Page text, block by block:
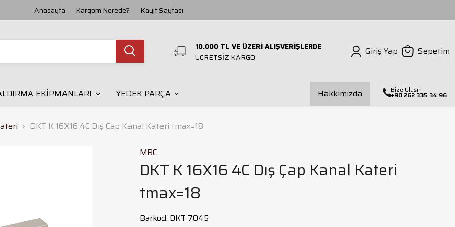
Anasayfa Kargom Nerede? Kayıt Sayfası
10.000 TL VE ÜZERİ ALIŞVERİŞLERDE
ÜCRETSİZ KARGO
Giriş Yap Sepetim
Masaüstü Torna Kılavuz Çekme Makinesi
Freze Ucu Bileme
Torna Sabit Yatak Torna Döner Punta
Freze Pens Takımı Kalıp Bağlama Seti
Matkap Bileme Taşı Kanal Kesme Torna Kateri
EKİPMANLARI
Manyetik Kaldıraç
YEDEK PARÇA Hakkımızda Bize Ulaşın
+90 262 335 34 96
DKT K 16X16 4C Dış Çap Kanal Kateri tmax=18
MBC
DKT K 16X16 4C Dış Çap Kanal Kateri
tmax=18
Barkod: DKT 7045